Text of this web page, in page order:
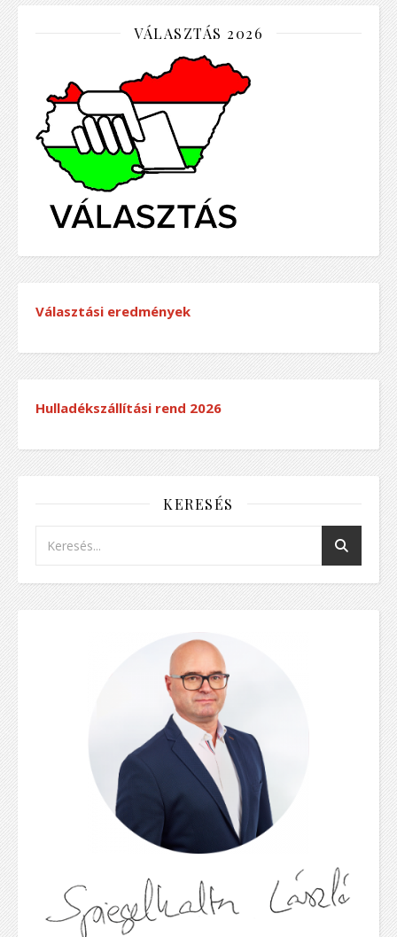
VÁLASZTÁS 2026
Választási eredmények
Hulladékszállítási rend 2026
KERESÉS